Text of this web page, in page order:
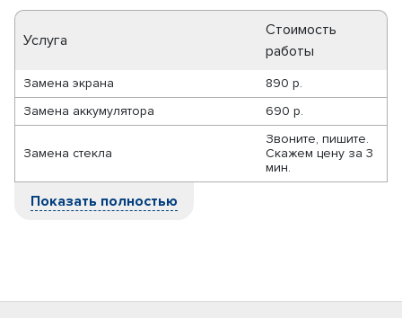
Услуга
Стоимость
работы
Замена экрана
890 р.
Замена аккумулятора
690 р.
Замена стекла
Звоните, пишите.
Скажем цену за 3
мин.
Показать полностью